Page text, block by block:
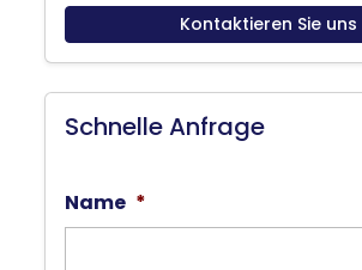
Kontaktieren Sie uns
Schnelle Anfrage
Name *